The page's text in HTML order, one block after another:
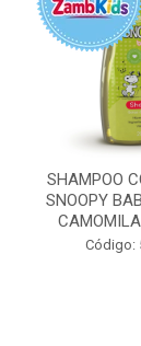
SHAMPOO
SNOOPY
Código: